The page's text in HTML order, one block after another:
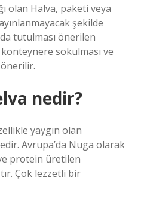
olan Halva, paketi veya
şekilde
tutulması önerilen
sokulması ve
nedir?
yaygın olan
Avrupa’da Nuga olarak
protein üretilen
Çok lezzetli bir